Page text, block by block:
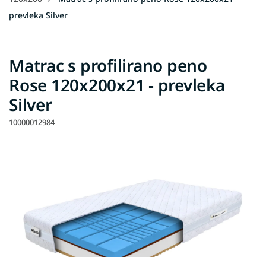
prevleka Silver
Matrac s profilirano peno
Rose 120x200x21 - prevleka
Silver
10000012984